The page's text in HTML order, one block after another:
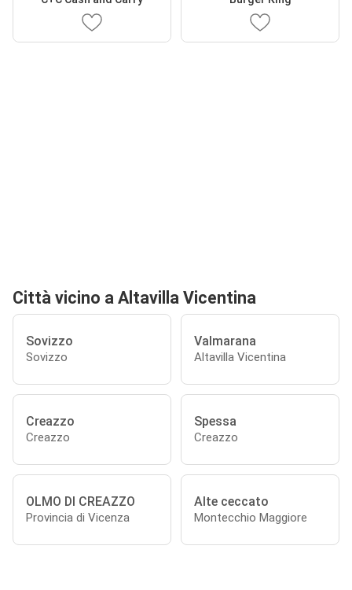
Città vicino a Altavilla Vicentina
Sovizzo
Sovizzo
Valmarana
Altavilla Vicentina
Creazzo
Creazzo
Spessa
Creazzo
OLMO DI CREAZZO
Provincia di Vicenza
Alte ceccato
Montecchio Maggiore